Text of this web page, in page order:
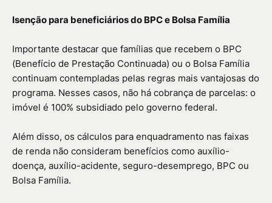
Isenção para beneficiários do BPC e Bolsa Família
Importante destacar que famílias que recebem o BPC
(Benefício de Prestação Continuada) ou o Bolsa Família
continuam contempladas pelas regras mais vantajosas do
programa. Nesses casos, não há cobrança de parcelas: o
imóvel é 100% subsidiado pelo governo federal.
Além disso, os cálculos para enquadramento nas faixas
de renda não consideram benefícios como auxílio-
doença, auxílio-acidente, seguro-desemprego, BPC ou
Bolsa Família.